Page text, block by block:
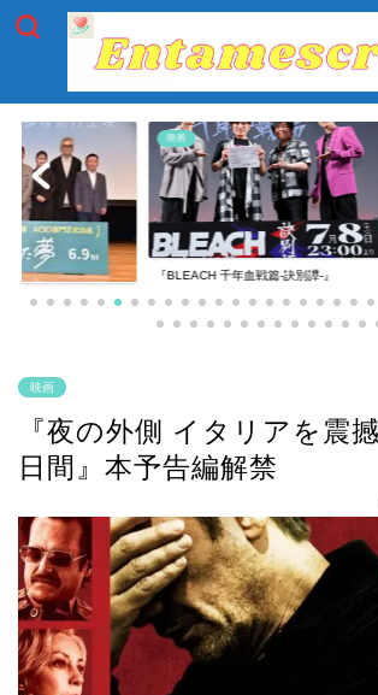
映画
『BLEACH 千年血戦篇-訣別譚-』
映画
『夜の外側 イタリアを震
日間』本予告編解禁